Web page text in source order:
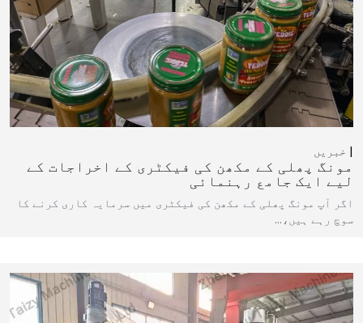
خبریں
مونگ پھلی کے مکھن کی فیکٹری کے اخراجات کے
لیے ایک جامع رہنمائی
اگر آپ مونگ پھلی کے مکھن کی فیکٹری میں سرمایہ کاری کرنے کا
سوچ رہے ہیں،…